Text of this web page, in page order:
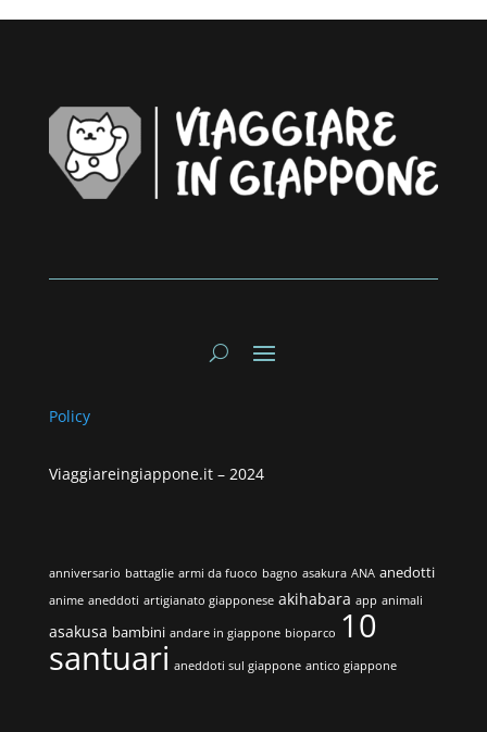
Policy
Viaggiareingiappone.it – 2024
anniversario battaglie armi da fuoco bagno asakura ANA anedotti
anime aneddoti artigianato giapponese akihabara app animali
asakusa bambini andare in giappone bioparco 10
santuari aneddoti sul giappone antico giappone